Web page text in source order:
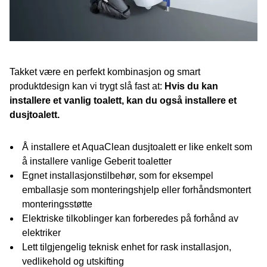
Takket være en perfekt kombinasjon og smart
produktdesign kan vi trygt slå fast at: Hvis du kan
installere et vanlig toalett, kan du også installere et
dusjtoalett.
Å installere et AquaClean dusjtoalett er like enkelt som
å installere vanlige Geberit toaletter
Egnet installasjonstilbehør, som for eksempel
emballasje som monteringshjelp eller forhåndsmontert
monteringsstøtte
Elektriske tilkoblinger kan forberedes på forhånd av
elektriker
Lett tilgjengelig teknisk enhet for rask installasjon,
vedlikehold og utskifting